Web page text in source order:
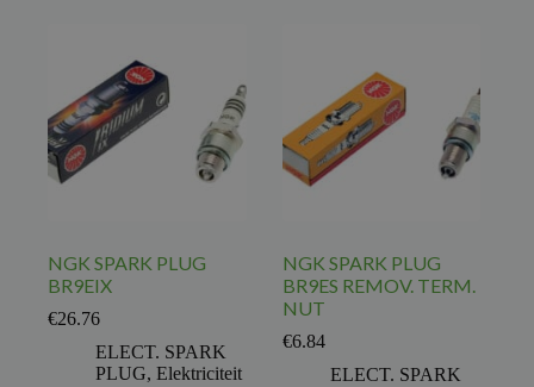
NGK SPARK PLUG
BR9EIX
€26.76
ELECT. SPARK
PLUG, Elektriciteit
NGK SPARK PLUG
BR9ES REMOV. TERM.
NUT
€6.84
ELECT. SPARK